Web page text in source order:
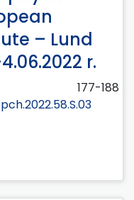
– Lund
r.
177-188